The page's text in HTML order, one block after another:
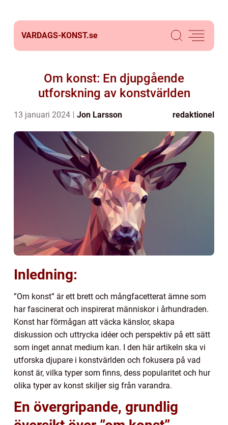
VARDAGS-KONST.se
Om konst: En djupgående
utforskning av konstvärlden
13 januari 2024 Jon Larsson redaktionel
Inledning:
”Om konst” är ett brett och mångfacetterat ämne som
har fascinerat och inspirerat människor i århundraden.
Konst har förmågan att väcka känslor, skapa
diskussion och uttrycka idéer och perspektiv på ett sätt
som inget annat medium kan. I den här artikeln ska vi
utforska djupare i konstvärlden och fokusera på vad
konst är, vilka typer som finns, dess popularitet och hur
olika typer av konst skiljer sig från varandra.
En övergripande, grundlig